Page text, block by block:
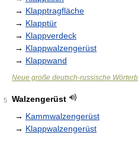
→ Klapptragfläche
→ Klapptür
→ Klappverdeck
→ Klappwalzengerüst
→ Klappwand
Neue große deutsch-russische
5
Walzengerüst
→ Kammwalzengerüst
→ Klappwalzengerüst